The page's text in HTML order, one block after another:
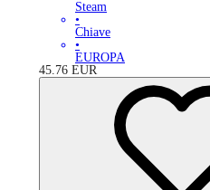
Steam
•
Chiave
•
EUROPA
45.76 EUR